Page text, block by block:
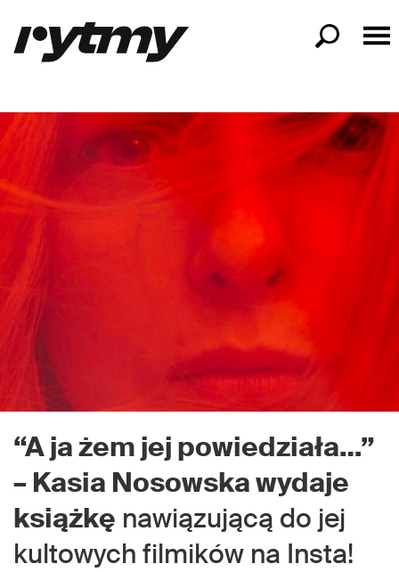
“A ja żem jej powiedziała…”
– Kasia Nosowska wydaje
książkę nawiązującą do jej
kultowych filmików na Insta!